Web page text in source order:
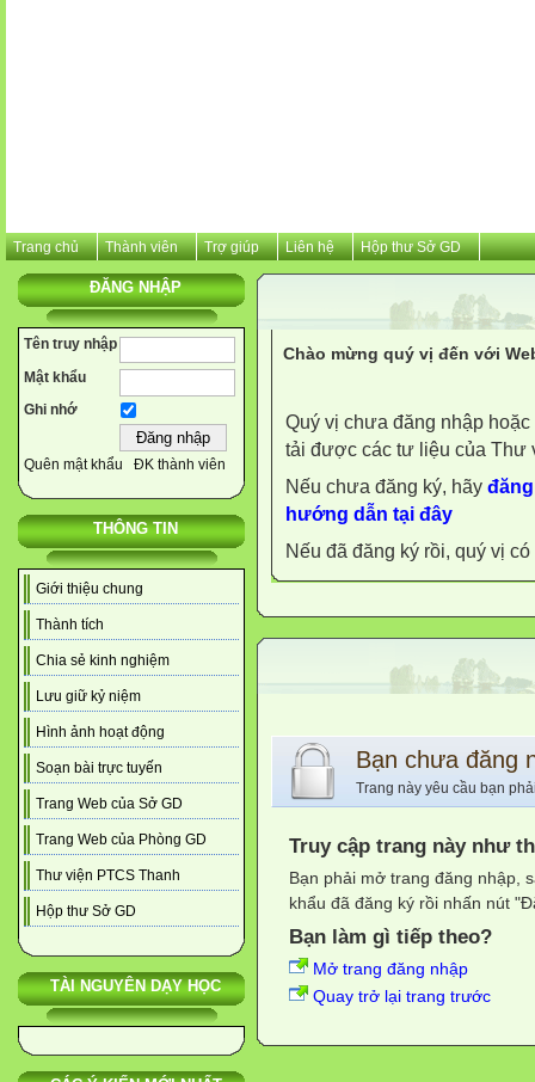
Trang chủ Thành viên Trợ giúp Liên hệ Hộp thư Sở GD
ĐĂNG NHẬP
Tên truy nhập
Mật khẩu
Ghi nhớ
Quên mật khẩu ĐK thành viên
THÔNG TIN
Giới thiệu chung
Thành tích
Chia sẻ kinh nghiệm
Lưu giữ kỷ niệm
Hình ảnh hoạt động
Soạn bài trực tuyến
Trang Web của Sở GD
Trang Web của Phòng GD
Thư viện PTCS Thanh
Hộp thư Sở GD
TÀI NGUYÊN DẠY HỌC
Chào mừng quý vị đến với
Quý vị chưa đăng nhập
tải được các tư liệu của Thư
Nếu chưa đăng ký, hãy
hướng dẫn tại đây
Nếu đã đăng ký rồi, quý vị
Bạn chưa đăng
Trang này yêu cầu bạn
Truy cập trang này như
Bạn phải mở trang đăng nhập,
khẩu đã đăng ký rồi nhấn nút
Bạn làm gì tiếp theo?
Mở trang đăng nhập
Quay trở lại trang trước